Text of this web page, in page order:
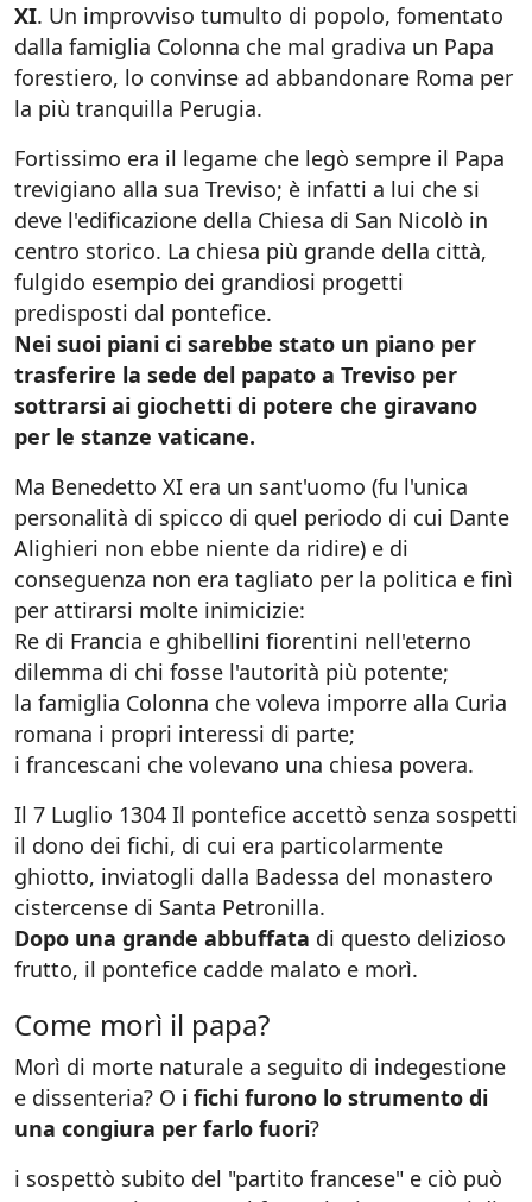
XI. Un improvviso tumulto di popolo, fomentato
dalla famiglia Colonna che mal gradiva un Papa
forestiero, lo convinse ad abbandonare Roma per
la più tranquilla Perugia.
Fortissimo era il legame che legò sempre il Papa
trevigiano alla sua Treviso; è infatti a lui che si
deve l'edificazione della Chiesa di San Nicolò in
centro storico. La chiesa più grande della città,
fulgido esempio dei grandiosi progetti
predisposti dal pontefice.
Nei suoi piani ci sarebbe stato un piano per
trasferire la sede del papato a Treviso per
sottrarsi ai giochetti di potere che giravano
per le stanze vaticane.
Ma Benedetto XI era un sant'uomo (fu l'unica
personalità di spicco di quel periodo di cui Dante
Alighieri non ebbe niente da ridire) e di
conseguenza non era tagliato per la politica e finì
per attirarsi molte inimicizie:
Re di Francia e ghibellini fiorentini nell'eterno
dilemma di chi fosse l'autorità più potente;
la famiglia Colonna che voleva imporre alla Curia
romana i propri interessi di parte;
i francescani che volevano una chiesa povera.
Il 7 Luglio 1304 Il pontefice accettò senza sospetti
il dono dei fichi, di cui era particolarmente
ghiotto, inviatogli dalla Badessa del monastero
cistercense di Santa Petronilla.
Dopo una grande abbuffata di questo delizioso
frutto, il pontefice cadde malato e morì.
Come morì il papa?
Morì di morte naturale a seguito di indegestione
e dissenteria? O i fichi furono lo strumento di
una congiura per farlo fuori?
i sospettò subito del "partito francese" e ciò può